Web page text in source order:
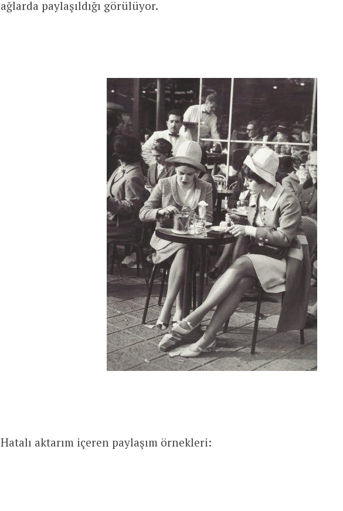
ağlarda paylaşıldığı görülüyor.
Hatalı aktarım içeren paylaşım örnekleri: